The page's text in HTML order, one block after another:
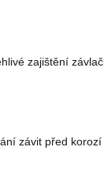
zajištění
závit před